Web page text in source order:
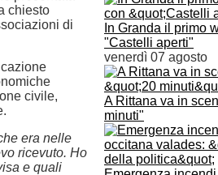
In Granda il primo
"Castelli aperti"
venerdì 07 agosto
A Rittana va in
minuti"
chiesto
di
civile,
era nelle
ricevuto. Ho
e quali